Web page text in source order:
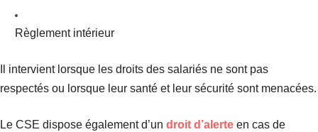
Règlement intérieur
Il intervient lorsque les droits des salariés ne sont pas
respectés ou lorsque leur santé et leur sécurité sont menacées.
Le CSE dispose également d’un droit d’alerte en cas de